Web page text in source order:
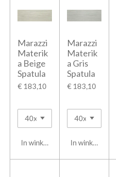
Marazzi
Materik
a Beige
Spatula
€ 183,10
In winkelwagen
Marazzi
Materik
a Gris
Spatula
€ 183,10
In winkelwagen